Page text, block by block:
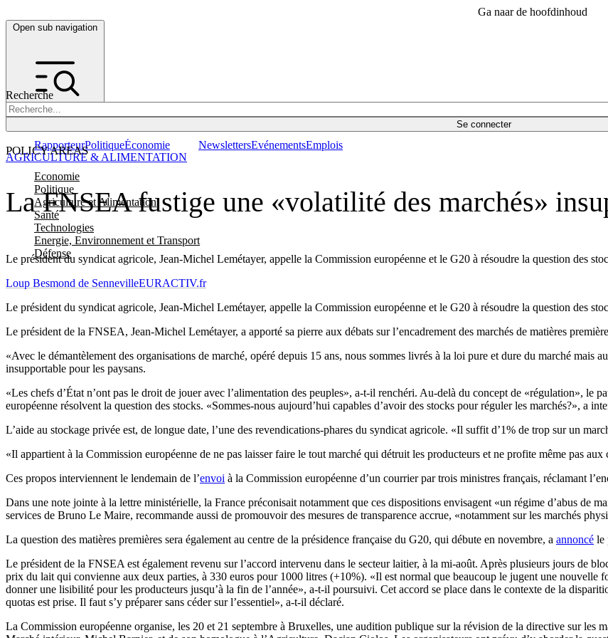
Ga naar de hoofdinhoud
Open sub navigation
Recherche
Se connecter
POLICY AREAS
Economie
Politique
Agriculture et Alimentation
Santé
Technologies
Energie, Environnement et Transport
Défense
RapporteurPolitiqueÉconomie NewslettersEvénementsEmplois
La FNSEA fustige une «volatilité des marchés»
Le président du syndicat agricole, Jean-Michel Lemétayer, appelle la Commission européenne et le G20 à résoudre la question des
AGRICULTURE & ALIMENTATION
Loup Besmond de SennevilleEURACTIV.fr
Le président du syndicat agricole, Jean-Michel Lemétayer, appelle la Commission européenne et le G20 à résoudre la question des
Le président de la FNSEA, Jean-Michel Lemétayer, a apporté sa pierre aux débats sur l’encadrement des marchés de matières
«Avec le démantèlement des organisations de marché, opéré depuis 15 ans, nous sommes livrés à la loi pure et dure du marché mais
insupportable pour les paysans.
«Les chefs d’État n’ont pas le droit de jouer avec l’alimentation des peuples», a-t-il renchéri. Au-delà du concept de «régulation», le
européenne résolvent la question des stocks. «Sommes-nous aujourd’hui capables d’avoir des stocks pour réguler les marchés?», a
L’aide au stockage privée est, de longue date, l’une des revendications-phares du syndicat agricole. «Il suffit d’1% de trop sur un
«Il appartient à la Commission européenne de ne pas laisser faire le tout marché qui détruit les producteurs et ne profite même pas
Ces propos interviennent le lendemain de l’envoi à la Commission européenne d’un courrier par trois ministres français, réclamant
Dans une note jointe à la lettre ministérielle, la France préconisait notamment que ces dispositions envisagent «un régime d’abus de
services de Bruno Le Maire, recommande aussi de promouvoir des mesures de transparence accrue, «notamment sur les marchés
La question des matières premières sera également au centre de la présidence française du G20, qui débute en novembre, a annoncé le
Le président de la FNSEA est également revenu sur l’accord intervenu dans le secteur laitier, à la mi-août. Après plusieurs jours de
prix du lait qui convienne aux deux parties, à 330 euros pour 1000 litres (+10%). «Il est normal que beaucoup le jugent une nouvelle
donner une lisibilité pour les producteurs jusqu’à la fin de l’année», a-t-il poursuivi. Cet accord se place dans le contexte de la
quotas est prise. Il faut s’y préparer sans céder sur l’essentiel», a-t-il déclaré.
La Commission européenne organise, les 20 et 21 septembre à Bruxelles, une audition publique sur la révision de la directive sur les